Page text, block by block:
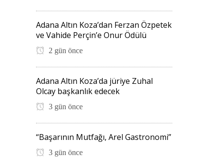
Adana Altın Koza’dan Ferzan Özpetek
ve Vahide Perçin’e Onur Ödülü
2 gün önce
Adana Altın Koza’da jüriye Zuhal
Olcay başkanlık edecek
3 gün önce
“Başarının Mutfağı, Arel Gastronomi”
3 gün önce